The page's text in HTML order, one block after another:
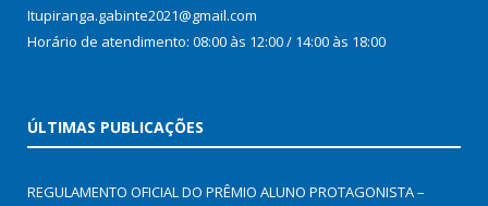
Itupiranga.gabinte2021@gmail.com
Horário de atendimento: 08:00 às 12:00 / 14:00 às 18:00
ÚLTIMAS PUBLICAÇÕES
REGULAMENTO OFICIAL DO PRÊMIO ALUNO PROTAGONISTA –